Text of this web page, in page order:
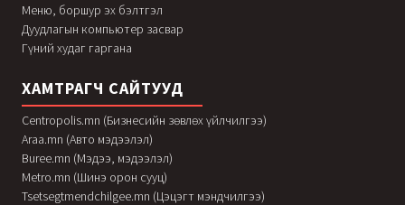
Меню, боршур эх бэлтгэл
Дуудлагын компьютер засвар
Гүний худаг гаргана
ХАМТРАГЧ САЙТУУД
Centropolis.mn (Бизнесийн зөвлөх үйлчилгээ)
Araa.mn (Авто мэдээлэл)
Buree.mn (Мэдээ, мэдээлэл)
Metro.mn (Шинэ орон сууц)
Tsetsegtmendchilgee.mn (Цэцэгт мэндчилгээ)